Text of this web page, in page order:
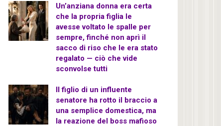
Un’anziana donna era certa
che la propria figlia le
avesse voltato le spalle per
sempre, finché non aprì il
sacco di riso che le era stato
regalato — ciò che vide
sconvolse tutti
Il figlio di un influente
senatore ha rotto il braccio a
una semplice domestica, ma
la reazione del boss mafioso